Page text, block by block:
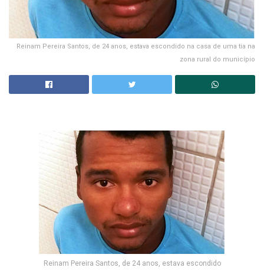
Reinam Pereira Santos, de 24 anos, estava escondido na casa de uma tia na
zona rural do município
Reinam Pereira Santos, de 24 anos, estava escondido